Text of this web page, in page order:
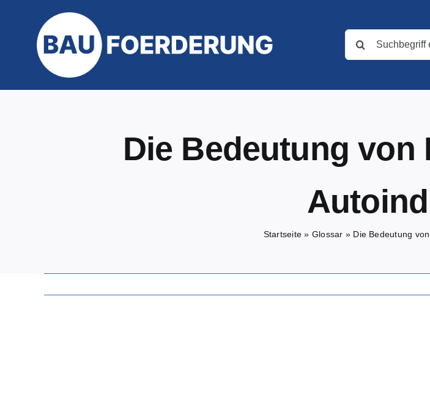
springen
nach:
Die Bedeutung
Startseite » Glossar » Die Bedeutung